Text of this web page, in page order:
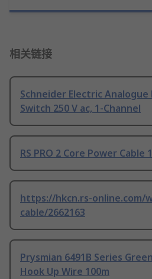
相关链接
Schneider Electric Analogue
Switch 250 V ac, 1-Channel
RS PRO 2 Core Power Cable
https://hkcn.rs-online.com/
cable/2662163
Prysmian 6491B Series
Hook Up Wire 100m